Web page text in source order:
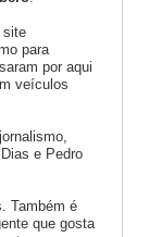
site
para
por aqui
veículos
e Pedro
Também é
que gosta